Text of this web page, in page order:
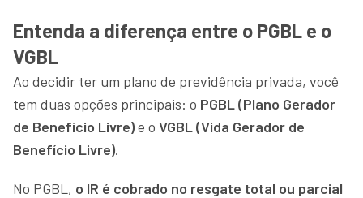
Entenda a diferença entre o PGBL e o
VGBL
Ao decidir ter um plano de previdência privada, você
tem duas opções principais: o PGBL (Plano Gerador
de Benefício Livre)e o VGBL (Vida Gerador de
Benefício Livre).
No PGBL, o IR é cobrado no resgate total ou parcial